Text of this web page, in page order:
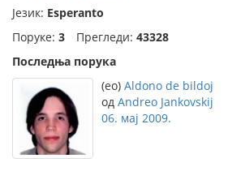
Језик: Esperanto
Поруке: 3 Прегледи: 43328
Последња порука
(eo) Aldono de bildoj
од Andreo Jankovskij
06. мај 2009.